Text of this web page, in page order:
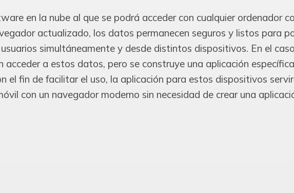
en la nube al que se podrá acceder con cualquier ordenador
actualizado, los datos permanecen seguros y listos para
simultáneamente y desde distintos dispositivos. En el
acceder a estos datos, pero se construye una aplicación
el fin de facilitar el uso, la aplicación para estos dispositivos
con un navegador moderno sin necesidad de crear una